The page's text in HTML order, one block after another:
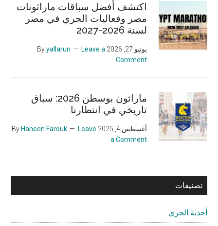
اكتشف أفضل سباقات ماراثونات
مصر وفعاليات الجري في مصر
لسنة 2026-2027
يونيو 27, 2026 yallarun
Leave a
Comment
ماراثون بوسطن 2026: سباق
تاريخي في انتظارنا
أغسطس 4, 2025 Haneen Farouk
Leave
a Comment
تصنيفات
أحذية الجري